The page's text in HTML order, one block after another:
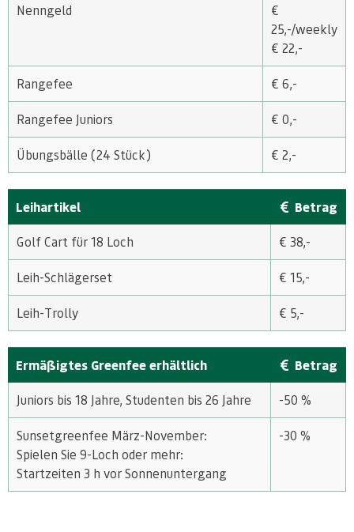
Nenngeld
€
25,-/weekly
€ 22,-
Rangefee € 6,-
Rangefee Juniors € 0,-
Übungsbälle (24 Stück) € 2,-
Leihartikel Betrag
Golf Cart für 18 Loch € 38,-
Leih-Schlägerset € 15,-
Leih-Trolly € 5,-
Ermäßigtes Greenfee erhältlich Betrag
Juniors bis 18 Jahre, Studenten bis 26 Jahre -50 %
Sunsetgreenfee März-November:
Spielen Sie 9-Loch oder mehr:
Startzeiten 3 h vor Sonnenuntergang
-30 %